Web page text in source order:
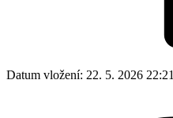
Datum vložení: 22. 5. 2026 22:21